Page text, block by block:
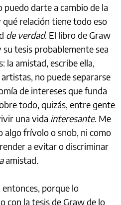
puedo darte a cambio de la
relación tiene todo eso
de verdad. El libro de Graw
tesis probablemente sea
la amistad, escribe ella,
no puede separarse
de intereses que funda
todo, quizás, entre gente
una vida interesante. Me
algo frívolo o snob, ni como
a evitar o discriminar
amistad.
porque lo
con la tesis de Graw de lo